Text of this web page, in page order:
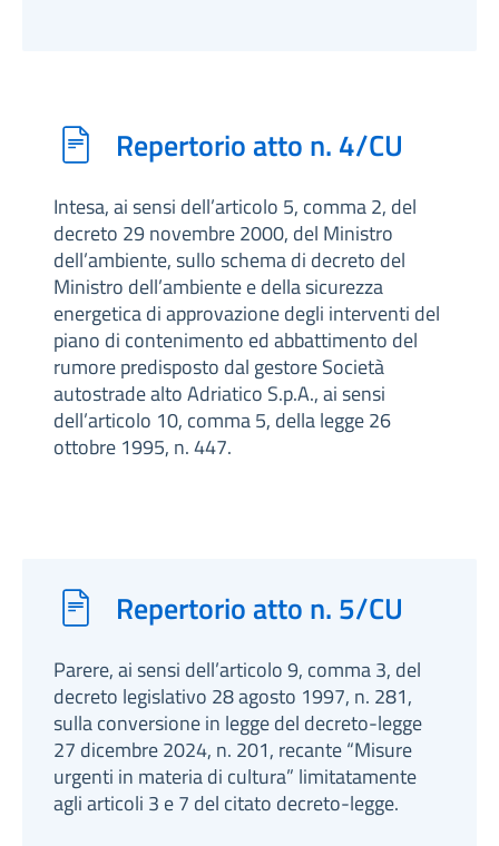
Repertorio atto n. 4/CU
Intesa, ai sensi dell’articolo 5, comma 2, del
decreto 29 novembre 2000, del Ministro
dell’ambiente, sullo schema di decreto del
Ministro dell’ambiente e della sicurezza
energetica di approvazione degli interventi del
piano di contenimento ed abbattimento del
rumore predisposto dal gestore Società
autostrade alto Adriatico S.p.A., ai sensi
dell’articolo 10, comma 5, della legge 26
ottobre 1995, n. 447.
Repertorio atto n. 5/CU
Parere, ai sensi dell’articolo 9, comma 3, del
decreto legislativo 28 agosto 1997, n. 281,
sulla conversione in legge del decreto-legge
27 dicembre 2024, n. 201, recante “Misure
urgenti in materia di cultura” limitatamente
agli articoli 3 e 7 del citato decreto-legge.